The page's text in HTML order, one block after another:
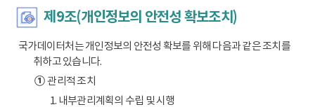
제9조(개인정보의 안전성 확보조치)
국가데이터처는 개인정보의 안전성 확보를 위해 다음과 같은 조치를
취하고 있습니다.
①관리적 조치
1. 내부관리계획의 수립 및 시행